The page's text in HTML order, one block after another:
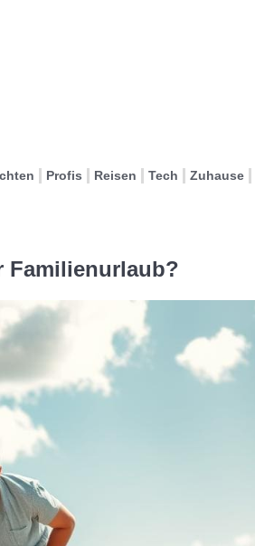
Profis Reisen Tech Zuhause
Familienurlaub?